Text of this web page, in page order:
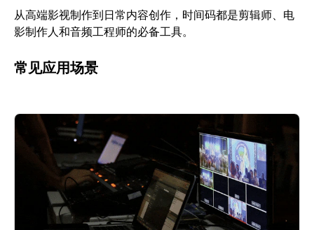
从高端影视制作到日常内容创作，时间码都是剪辑师、电
影制作人和音频工程师的必备工具。
常见应用场景